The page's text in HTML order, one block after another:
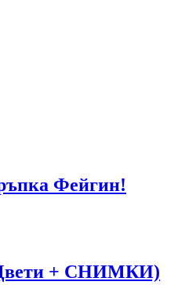
Фейгин!
Цвети + СНИМКИ)